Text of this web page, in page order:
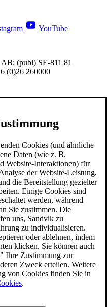
YouTube
(publ) SE-811 81
(0)26 260000
Cookies (und ähnliche
Daten (wie z. B.
Website-Interaktionen) für
der Website-Leistung,
die Bereitstellung gezielter
Einige Cookies sind
werden, während
Sie zustimmen. Die
uns, Sandvik zu
zu individualisieren.
oder ablehnen, indem
klicken. Sie können auch
Ihre Zustimmung zur
Zweck erteilen. Weitere
von Cookies finden Sie in
.